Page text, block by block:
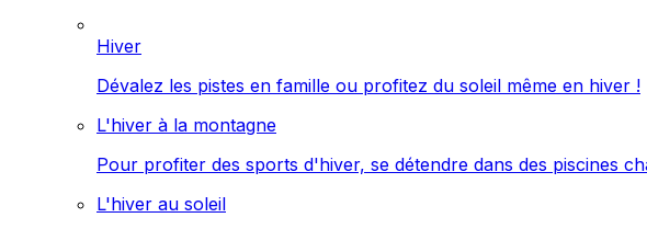
Hiver
Dévalez les pistes en famille ou profitez du soleil même en hiver !
L'hiver à la montagne
Pour profiter des sports d'hiver, se détendre dans des piscines
L'hiver au soleil